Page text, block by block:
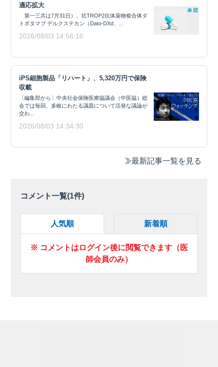
適応拡大
第一三共は7月31日）、抗TROP2抗体薬物複合体ダ
トポタマブ デルクステカン（Dato-DXd、...
2026/08/03 14:56:16
iPS細胞製品「リハート」、5,320万円で保険
収載
〔編集部から〕中央社会保険医療協議会（中医協）総
会では毎回、多岐にわたる議題について活発な議論が
交わ...
2026/08/03 14:34:30
最新記事一覧を見る
コメント一覧(1件)
人気順 新着順
※ コメントはログイン後に閲覧できます（医
師会員のみ）